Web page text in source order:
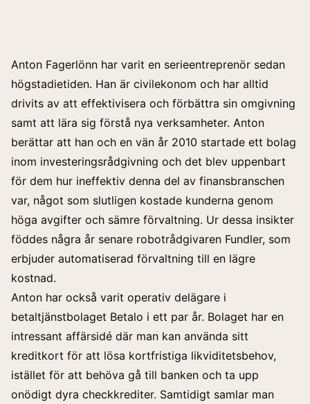
Anton Fagerlönn har varit en serieentreprenör sedan
högstadietiden. Han är civilekonom och har alltid
drivits av att effektivisera och förbättra sin omgivning
samt att lära sig förstå nya verksamheter. Anton
berättar att han och en vän år 2010 startade ett bolag
inom investeringsrådgivning och det blev uppenbart
för dem hur ineffektiv denna del av finansbranschen
var, något som slutligen kostade kunderna genom
höga avgifter och sämre förvaltning. Ur dessa insikter
föddes några år senare robotrådgivaren Fundler, som
erbjuder automatiserad förvaltning till en lägre
kostnad.
Anton har också varit operativ delägare i
betaltjänstbolaget Betalo i ett par år. Bolaget har en
intressant affärsidé där man kan använda sitt
kreditkort för att lösa kortfristiga likviditetsbehov,
istället för att behöva gå till banken och ta upp
onödigt dyra checkkrediter. Samtidigt samlar man